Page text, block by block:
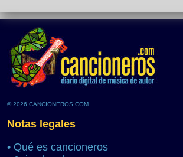
© 2026 CANCIONEROS.COM
Notas legales
• Qué es cancioneros